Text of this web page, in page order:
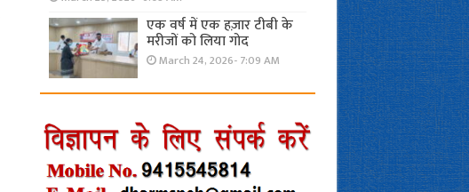
एक वर्ष में एक हज़ार टीबी के
मरीजों को लिया गोद
March 24, 2026- 7:09 AM